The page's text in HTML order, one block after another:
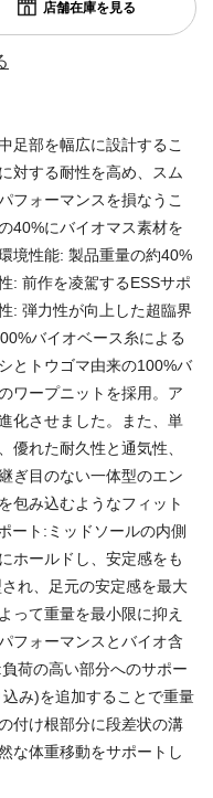
足部を幅広に設計するこ
対する耐性を高め、スム
フォーマンスを損なうこ
40%にバイオマス素材を
境性能: 製品重量の約40%
: 前作を凌駕するESSサポ
: 弾力性が向上した超臨界
バイオベース糸による
とトウゴマ由来の100%バ
ワープニットを採用。ア
化させました。また、単
優れた耐久性と通気性、
ぎ目のない一体型のエン
包み込むようなフィット
ート:ミッドソールの内側
ホールドし、安定感をも
れ、足元の安定感を最大
って重量を最小限に抑え
フォーマンスとバイオ含
荷の高い部分へのサポー
み)を追加することで重量
付け根部分に段差状の溝
な体重移動をサポートし